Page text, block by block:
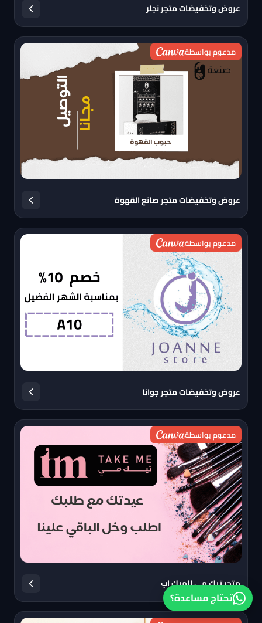
عروض وتخفيضات متجر نجلر
مدعوم بواسطة
عروض وتخفيضات متجر صانع القهوة
مدعوم بواسطة
عروض وتخفيضات متجر جوانا
مدعوم بواسطة
متجر تيك مي للميك اب
تحتاج مساعدة؟